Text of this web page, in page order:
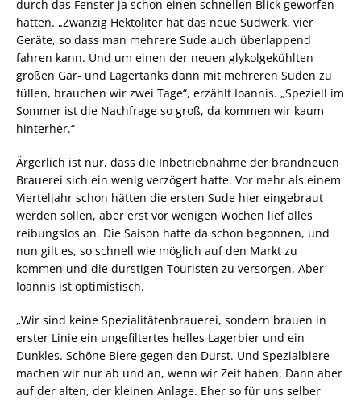
durch das Fenster ja schon einen schnellen Blick geworfen
hatten. „Zwanzig Hektoliter hat das neue Sudwerk, vier
Geräte, so dass man mehrere Sude auch überlappend
fahren kann. Und um einen der neuen glykolgekühlten
großen Gär- und Lagertanks dann mit mehreren Suden zu
füllen, brauchen wir zwei Tage“, erzählt Ioannis. „Speziell im
Sommer ist die Nachfrage so groß, da kommen wir kaum
hinterher.“
Ärgerlich ist nur, dass die Inbetriebnahme der brandneuen
Brauerei sich ein wenig verzögert hatte. Vor mehr als einem
Vierteljahr schon hätten die ersten Sude hier eingebraut
werden sollen, aber erst vor wenigen Wochen lief alles
reibungslos an. Die Saison hatte da schon begonnen, und
nun gilt es, so schnell wie möglich auf den Markt zu
kommen und die durstigen Touristen zu versorgen. Aber
Ioannis ist optimistisch.
„Wir sind keine Spezialitätenbrauerei, sondern brauen in
erster Linie ein ungefiltertes helles Lagerbier und ein
Dunkles. Schöne Biere gegen den Durst. Und Spezialbiere
machen wir nur ab und an, wenn wir Zeit haben. Dann aber
auf der alten, der kleinen Anlage. Eher so für uns selber